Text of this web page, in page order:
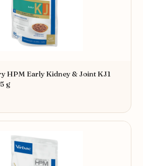
HPM Early Kidney & Joint KJ1
g